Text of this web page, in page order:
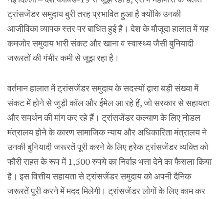
ट्रांसजेंडर समुदाय बुरी तरह प्रभावित हुआ है क्योंकि उनकी
आजीविका व्यापक स्तर पर बाधित हुई है। देश के मौजूदा हालात में यह
कमजोर समुदाय भारी संकट और खाना व स्वास्थ्य जैसी बुनियादी
जरूरतों की गंभीर कमी से जूझ रहा है।
वर्तमान हालात में ट्रांसजेंडर समुदाय के सदस्यों द्वारा बड़ी संख्या में
संकट में होने से जुड़ी कॉल और ईमेल आ रहे हैं, जो सरकार से सहायता
और समर्थन की मांग कर रहे हैं। ट्रांसजेंडर कल्याण के लिए नोडल
मंत्रालय होने के कारण सामाजिक न्याय और अधिकारिता मंत्रालय ने
उनकी बुनियादी जरूरतें पूरी करने के लिए हरेक ट्रांसजेंडर व्यक्ति को
फौरी राहत के रूप में 1,500 रुपये का निर्वाह भत्ता देने का फैसला किया
है। इस वित्तीय सहायता से ट्रांसजेंडर समुदाय को अपनी दैनिक
जरूरतें पूरी करने में मदद मिलेगी। ट्रांसजेंडर लोगों के लिए काम कर